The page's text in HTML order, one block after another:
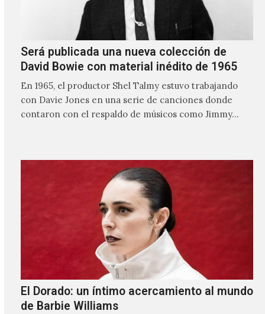
Será publicada una nueva colección de
David Bowie con material inédito de 1965
En 1965, el productor Shel Talmy estuvo trabajando
con Davie Jones en una serie de canciones donde
contaron con el respaldo de músicos como Jimmy…
El Dorado: un íntimo acercamiento al mundo
de Barbie Williams